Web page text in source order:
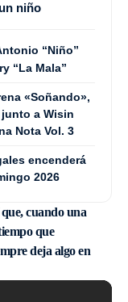
niño
“Niño”
“La Mala”
«Soñando»,
a Wisin
Nota Vol. 3
encenderá
2026
cuando una
que
deja algo en